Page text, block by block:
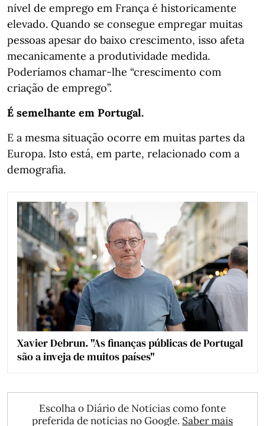
nível de emprego em França é historicamente
elevado. Quando se consegue empregar muitas
pessoas apesar do baixo crescimento, isso afeta
mecanicamente a produtividade medida.
Poderíamos chamar-lhe “crescimento com
criação de emprego”.
É semelhante em Portugal.
E a mesma situação ocorre em muitas partes da
Europa. Isto está, em parte, relacionado com a
demografia.
Xavier Debrun. "As finanças públicas de Portugal
são a inveja de muitos países"
Escolha o Diário de Notícias como fonte
preferida de notícias no Google. Saber mais